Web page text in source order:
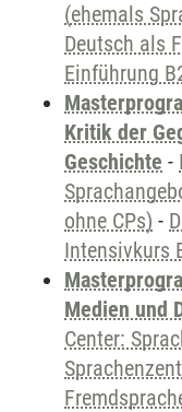
(ehemals
Deutsch als
Einführung
Kritik der
Geschichte -
ohne CPs) -
Intensivkurs
Medien und
Center: